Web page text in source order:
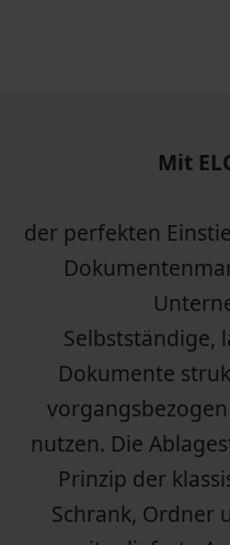
Mit
der perfekten
Selbstständige,
Dokumente
nutzen. Die
Prinzip der
Schrank, Ordner